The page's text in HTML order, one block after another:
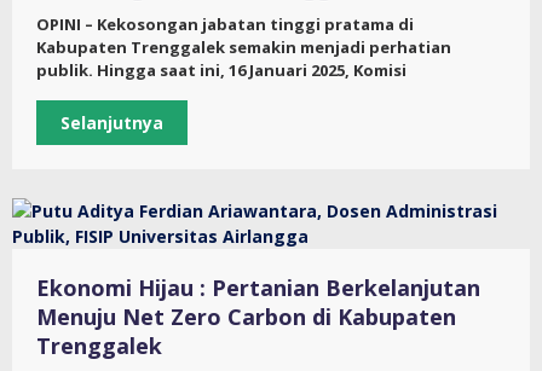
OPINI – Kekosongan jabatan tinggi pratama di
Kabupaten Trenggalek semakin menjadi perhatian
publik. Hingga saat ini, 16 Januari 2025, Komisi
Selanjutnya
Ekonomi Hijau : Pertanian Berkelanjutan
Menuju Net Zero Carbon di Kabupaten
Trenggalek